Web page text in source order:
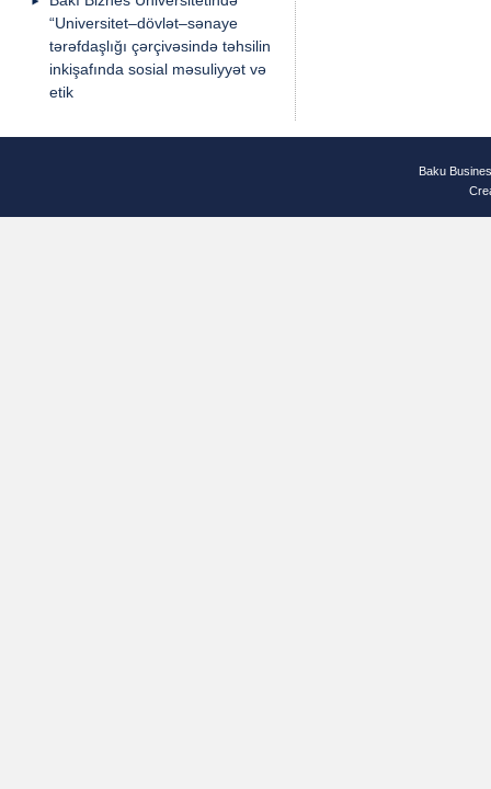
“Universitet–dövlət–sənaye
tərəfdaşlığı çərçivəsində təhsilin
inkişafında sosial məsuliyyət və
etik
Baku